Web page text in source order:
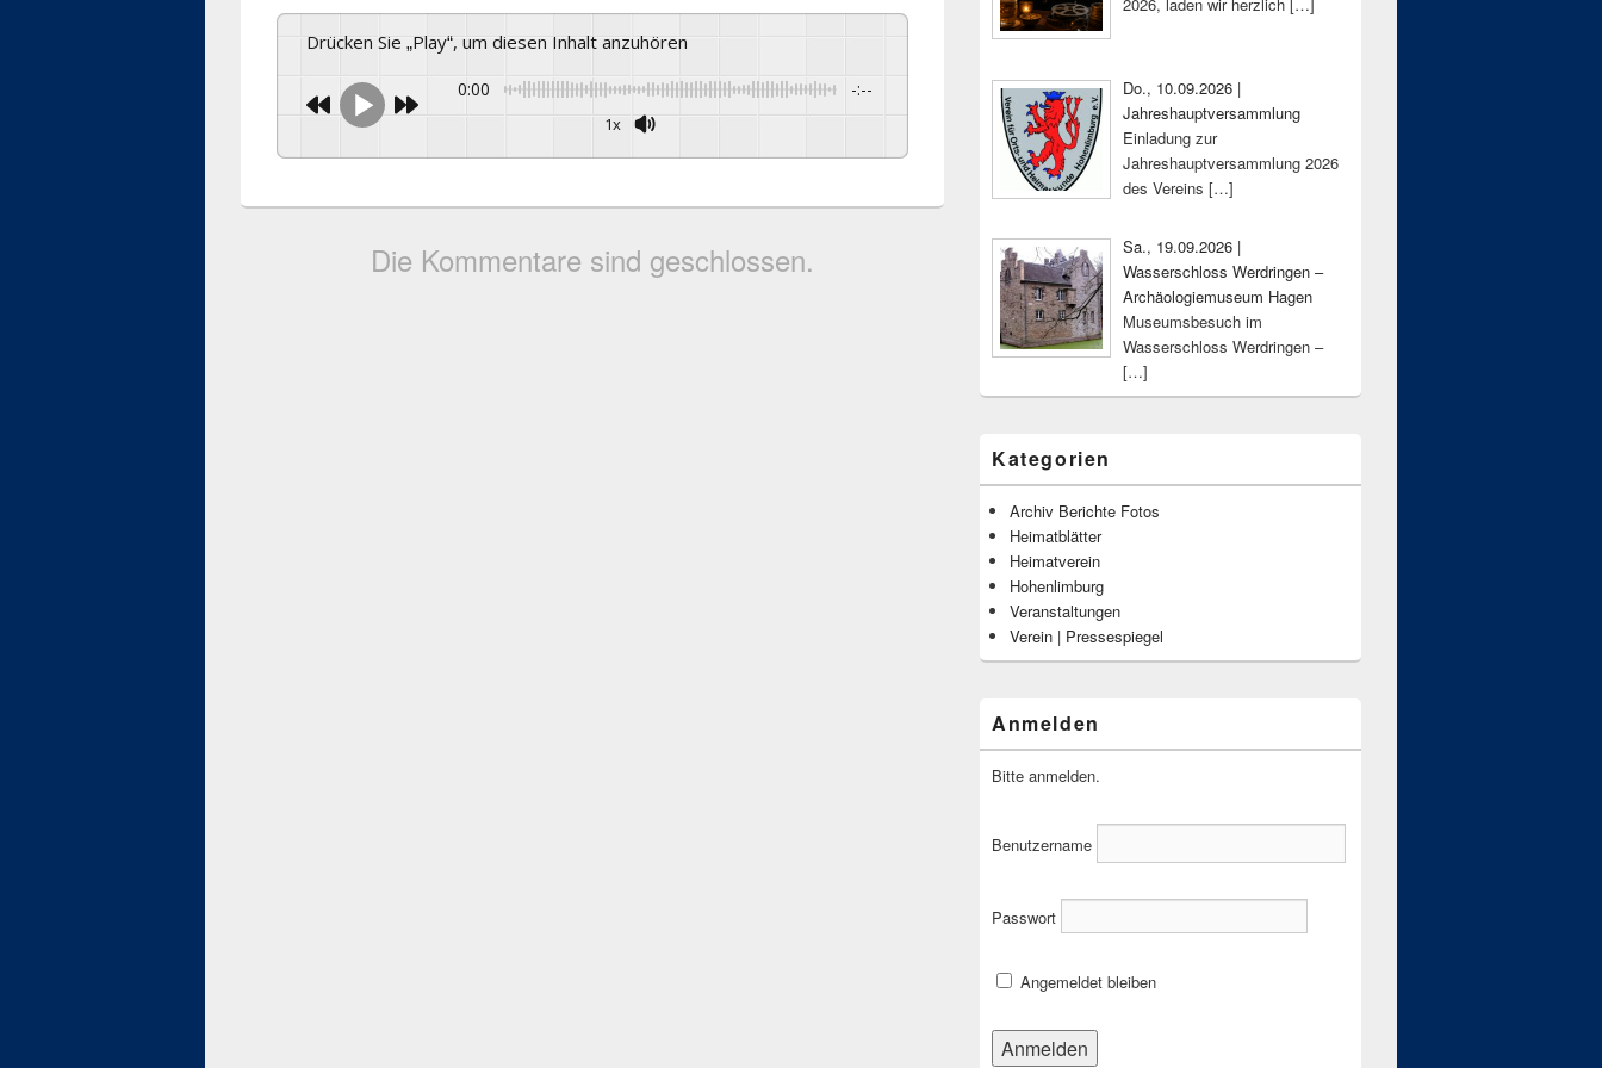
Drücken Sie „Play“, um diesen Inhalt anzuhören
0:00 -:--
1x
Die Kommentare sind geschlossen.
Do., 10.09.2026 |
Jahreshauptversammlung
Einladung zur
Jahreshauptversammlung 2026
des Vereins […]
Sa., 19.09.2026 |
Wasserschloss Werdringen –
Archäologiemuseum Hagen
Museumsbesuch im
Wasserschloss Werdringen –
[…]
Kategorien
Archiv Berichte Fotos
Heimatblätter
Heimatverein
Hohenlimburg
Veranstaltungen
Verein | Pressespiegel
Anmelden
Bitte anmelden.
Benutzername
Passwort
Angemeldet bleiben